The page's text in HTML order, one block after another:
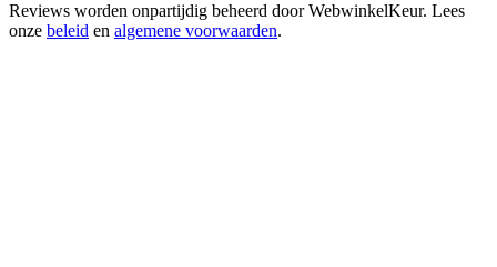
Reviews worden onpartijdig beheerd doorWebwinkelKeur. Lees
onze beleid en algemene voorwaarden.